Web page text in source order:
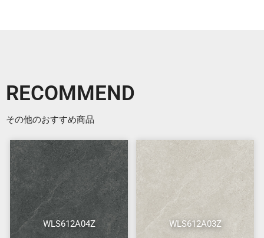
RECOMMEND
その他のおすすめ商品
WLS612A04Z
WLS612A03Z